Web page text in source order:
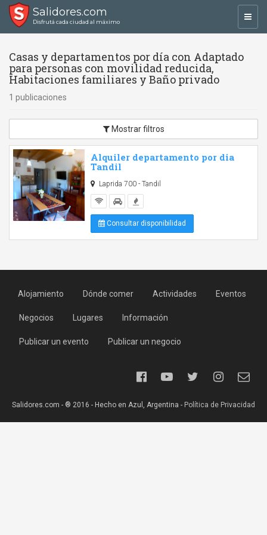
Salidores.com
Disfrutá cada ciudad al máximo
Casas y departamentos por día con Adaptado
para personas con movilidad reducida,
Habitaciones familiares y Baño privado
1 publicaciones
Mostrar filtros
Alquiler departamento por dia
Tandil
Laprida 700 - Tandil
Consultar disponibilidad
Alojamiento Dónde comer Actividades Eventos
Negocios Lugares Información
Publicar un evento Publicar un negocio
Salidores.com - ® 2016 - Hecho en Azul, Argentina - Política de Privacidad